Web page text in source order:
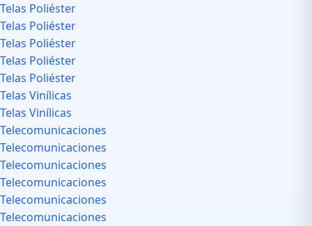
Telas Poliéster
Telas Poliéster
Telas Poliéster
Telas Poliéster
Telas Poliéster
Telas Vinílicas
Telas Vinílicas
Telecomunicaciones
Telecomunicaciones
Telecomunicaciones
Telecomunicaciones
Telecomunicaciones
Telecomunicaciones